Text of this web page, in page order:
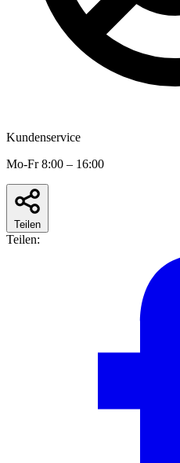
Kundenservice
Mo-Fr 8:00 – 16:00
Teilen
Teilen: